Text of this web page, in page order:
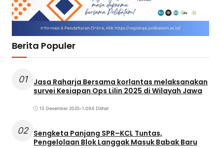
Berita Populer
01
Jasa Raharja Bersama korlantas melaksanakan
survei Kesiapan Ops Lilin 2025 di Wilayah Jawa
13 Desember 2025•1.094 Dilihat
02 Sengketa Panjang SPR–KCL Tuntas,
Pengelolaan Blok Langgak Masuk Babak Baru